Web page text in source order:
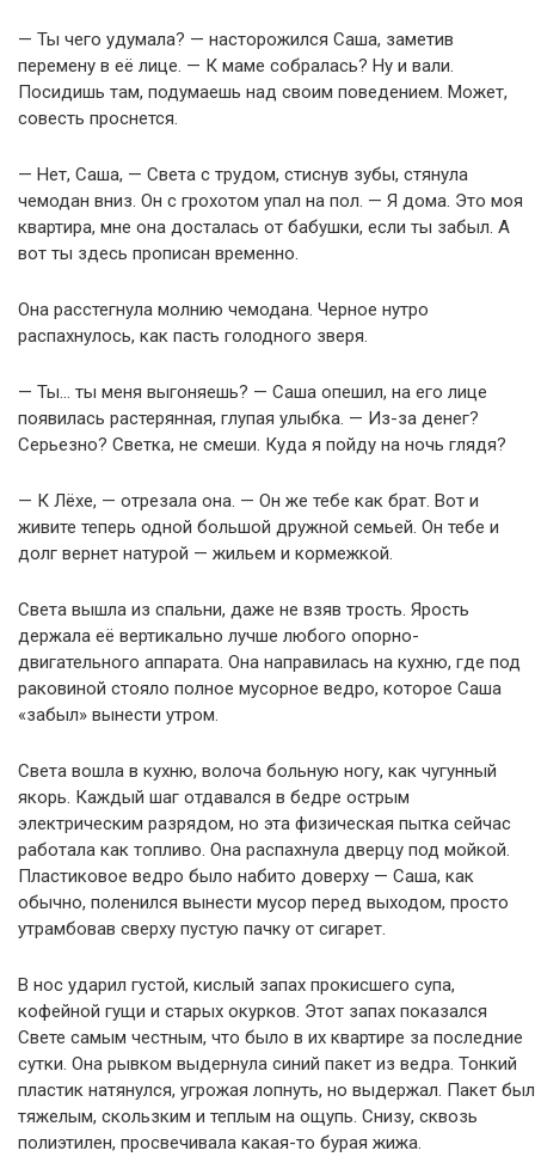
— Ты чего удумала? — насторожился Саша, заметив
перемену в её лице. — К маме собралась? Ну и вали.
Посидишь там, подумаешь над своим поведением. Может,
совесть проснется.
— Нет, Саша, — Света с трудом, стиснув зубы, стянула
чемодан вниз. Он с грохотом упал на пол. — Я дома. Это моя
квартира, мне она досталась от бабушки, если ты забыл. А
вот ты здесь прописан временно.
Она расстегнула молнию чемодана. Черное нутро
распахнулось, как пасть голодного зверя.
— Ты… ты меня выгоняешь? — Саша опешил, на его лице
появилась растерянная, глупая улыбка. — Из-за денег?
Серьезно? Светка, не смеши. Куда я пойду на ночь глядя?
— К Лёхе, — отрезала она. — Он же тебе как брат. Вот и
живите теперь одной большой дружной семьей. Он тебе и
долг вернет натурой — жильем и кормежкой.
Света вышла из спальни, даже не взяв трость. Ярость
держала её вертикально лучше любого опорно-
двигательного аппарата. Она направилась на кухню, где под
раковиной стояло полное мусорное ведро, которое Саша
«забыл» вынести утром.
Света вошла в кухню, волоча больную ногу, как чугунный
якорь. Каждый шаг отдавался в бедре острым
электрическим разрядом, но эта физическая пытка сейчас
работала как топливо. Она распахнула дверцу под мойкой.
Пластиковое ведро было набито доверху — Саша, как
обычно, поленился вынести мусор перед выходом, просто
утрамбовав сверху пустую пачку от сигарет.
В нос ударил густой, кислый запах прокисшего супа,
кофейной гущи и старых окурков. Этот запах показался
Свете самым честным, что было в их квартире за последние
сутки. Она рывком выдернула синий пакет из ведра. Тонкий
пластик натянулся, угрожая лопнуть, но выдержал. Пакет был
тяжелым, скользким и теплым на ощупь. Снизу, сквозь
полиэтилен, просвечивала какая-то бурая жижа.